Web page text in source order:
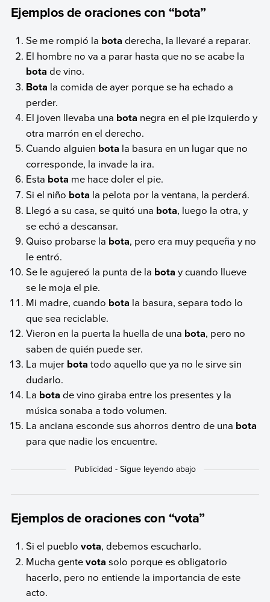
Ejemplos de oraciones con “bota”
Se me rompió la bota derecha, la llevaré a reparar.
El hombre no va a parar hasta que no se acabe la
bota de vino.
Bota la comida de ayer porque se ha echado a
perder.
El joven llevaba una bota negra en el pie izquierdo y
otra marrón en el derecho.
Cuando alguien bota la basura en un lugar que no
corresponde, la invade la ira.
Esta bota me hace doler el pie.
Si el niño bota la pelota por la ventana, la perderá.
Llegó a su casa, se quitó una bota, luego la otra, y
se echó a descansar.
Quiso probarse la bota, pero era muy pequeña y no
le entró.
Se le agujereó la punta de la bota y cuando llueve
se le moja el pie.
Mi madre, cuando bota la basura, separa todo lo
que sea reciclable.
Vieron en la puerta la huella de una bota, pero no
saben de quién puede ser.
La mujer bota todo aquello que ya no le sirve sin
dudarlo.
La bota de vino giraba entre los presentes y la
música sonaba a todo volumen.
La anciana esconde sus ahorros dentro de una bota
para que nadie los encuentre.
Ejemplos de oraciones con “vota”
Si el pueblovota, debemos escucharlo.
Mucha gentevota solo porque es obligatorio
hacerlo, pero no entiende la importancia de este
acto.